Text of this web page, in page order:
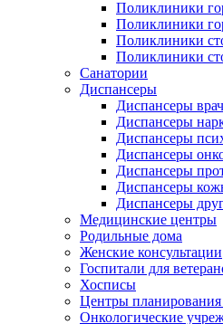
Поликлиники
Поликлиники
Поликлиники
Поликлиники
Санатории
Диспансеры
Диспансеры
Диспансеры
Диспансеры
Диспансеры
Диспансеры
Диспансеры
Диспансеры
Медицинские центры
Родильные дома
Женские консультации
Госпитали для
Хосписы
Центры
Онкологические